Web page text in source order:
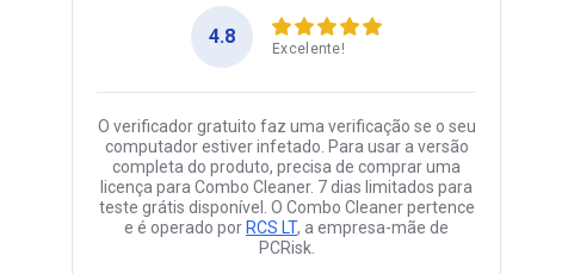
4.8
Excelente!
O verificador gratuito faz uma verificação se o seu
computador estiver infetado. Para usar a versão
completa do produto, precisa de comprar uma
licença para Combo Cleaner. 7 dias limitados para
teste grátis disponível. O Combo Cleaner pertence
e é operado por RCS LT, a empresa-mãe de
PCRisk.